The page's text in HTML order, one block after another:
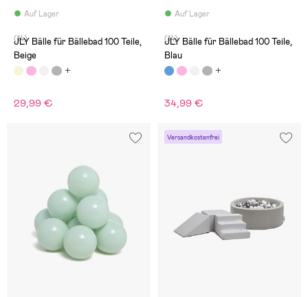
Auf Lager
(14)
JLY Bälle für Bällebad 100 Teile,
Beige
29,99 €
Auf Lager
(14)
JLY Bälle für Bällebad 100 Teile,
Blau
34,99 €
Versandkostenfrei